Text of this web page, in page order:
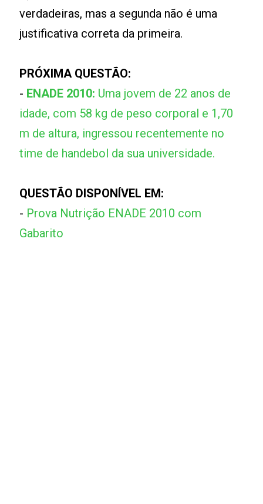
verdadeiras, mas a segunda não é uma
justificativa correta da primeira.
PRÓXIMA QUESTÃO:
- ENADE 2010: Uma jovem de 22 anos de
idade, com 58 kg de peso corporal e 1,70
m de altura, ingressou recentemente no
time de handebol da sua universidade.
QUESTÃO DISPONÍVEL EM:
- Prova Nutrição ENADE 2010 com
Gabarito